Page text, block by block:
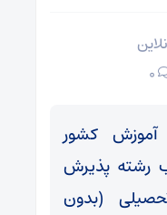
۰
کشور
رشته پذیرش
(بدون